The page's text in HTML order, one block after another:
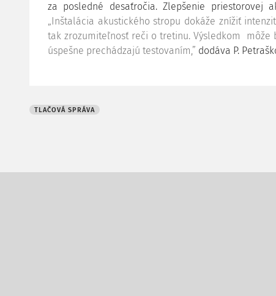
za posledné desaťročia. Zlepšenie priestorovej
„Inštalácia akustického stropu dokáže znížiť
tak zrozumiteľnosť reči o tretinu. Výsledkom môže
úspešne prechádzajú testovaním,” dodáva P.
TLAČOVÁ SPRÁVA